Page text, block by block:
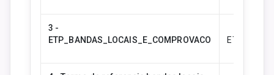
3 -
ETP_BANDAS_LOCAIS_E_COMPROVACO